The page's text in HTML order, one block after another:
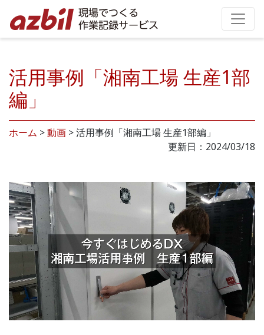
活用事例「湘南工場 生産1部
編」
ホーム >動画 >活用事例「湘南工場 生産1部編」
更新日：2024/03/18